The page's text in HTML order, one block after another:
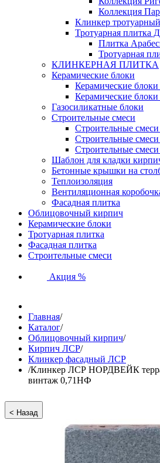
Коллекция
Клинкер
Тротуарная плитка
Плитка
Тротуарная
КЛИНКЕРНАЯ ПЛИТКА
Керамические блоки
Керамические
Керамические
Газосиликатные блоки
Строительные смеси
Строительные
Строительные
Строительные
Шаблон для кладки
Бетонные крышки на
Теплоизоляция
Вентиляционная
Фасадная плитка
Облицовочный кирпич
Керамические блоки
Тротуарная плитка
Фасадная плитка
Строительные смеси
Акция %
Главная/
Каталог/
Облицовочный кирпич/
Кирпич ЛСР/
Клинкер фасадный ЛСР
/Клинкер ЛСР НОРДВЕЙК
винтаж 0,71НФ